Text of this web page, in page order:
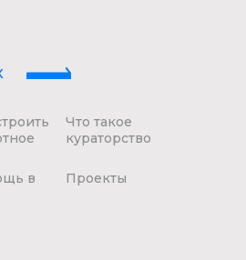
Что такое
кураторство
в
Проекты